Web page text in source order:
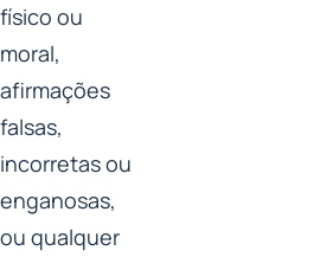
físico ou
moral,
afirmações
falsas,
incorretas ou
enganosas,
ou qualquer